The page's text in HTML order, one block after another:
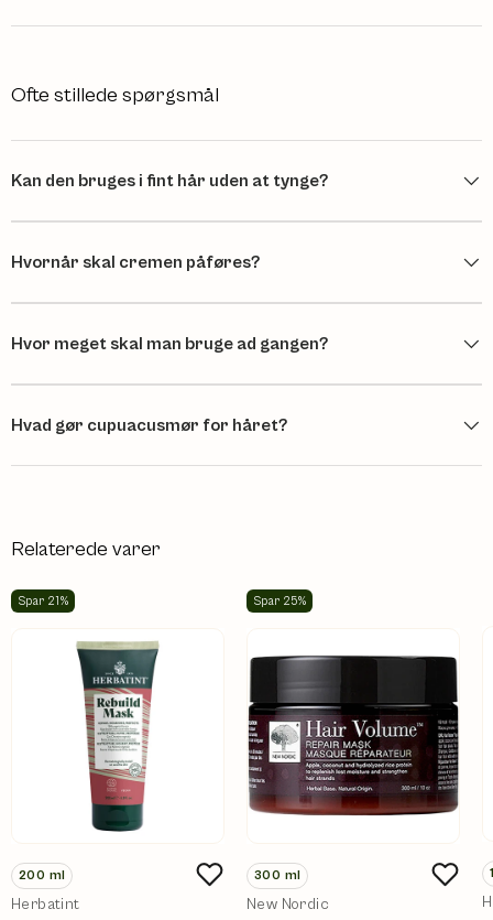
Ofte stillede spørgsmål
Kan den bruges i fint hår uden at tynge?
Hvornår skal cremen påføres?
Hvor meget skal man bruge ad gangen?
Hvad gør cupuacusmør for håret?
Relaterede varer
Spar 21%
200 ml
Herbatint
Spar 25%
300 ml
New Nordic